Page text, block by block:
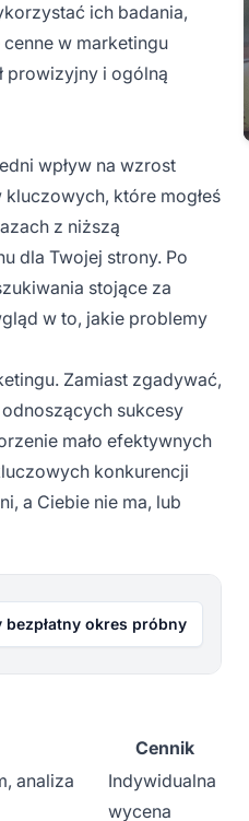
ich badania,
w marketingu
prowizyjny i ogólną
wpływ na wzrost
które mogłeś
z niższą
dla Twojej strony. Po
stojące za
w to, jakie problemy
Zamiast zgadywać,
sukcesy
mało efektywnych
konkurencji
a Ciebie nie ma, lub
okres próbny
Cennik
analiza
Indywidualna
wycena